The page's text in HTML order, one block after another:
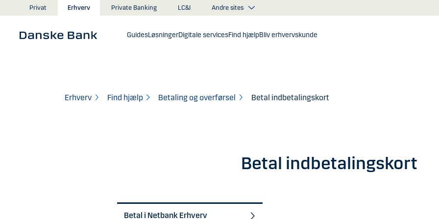
Gå til hovedindhold
Privat Erhverv Private Banking LC&I Andre sites
GuidesLøsningerDigitale servicesFind hjælpBliv erhvervskunde
Erhverv Find hjælp Betaling og overførsel Betal indbetalingskort
Betal indbetalingskort
Betal i Netbank Erhverv